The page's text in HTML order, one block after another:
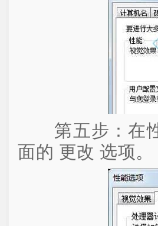
第五步：在性
面的 更改 选项。